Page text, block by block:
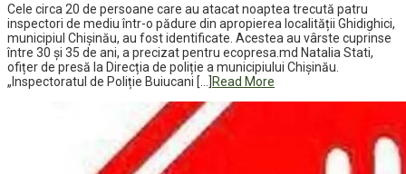
Cele circa 20 de persoane care au atacat noaptea trecută patru
inspectori de mediu într-o pădure din apropierea localității Ghidighici,
municipiul Chișinău, au fost identificate. Acestea au vârste cuprinse
între 30 și 35 de ani, a precizat pentru ecopresa.md Natalia Stati,
ofițer de presă la Direcția de poliție a municipiului Chișinău.
„Inspectoratul de Poliție Buiucani […]
Read More